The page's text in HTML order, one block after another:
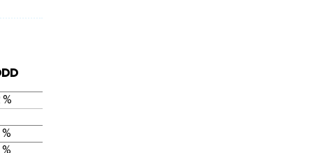
%
%
%